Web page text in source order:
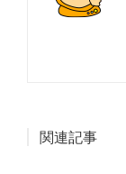
関連記事